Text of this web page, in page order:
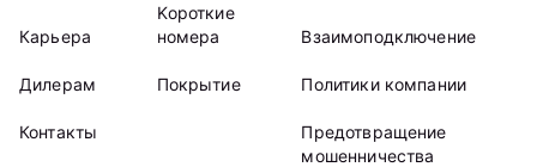
Карьера
Дилерам
Контакты
Kороткие
номера
Покрытие
Взаимоподключение
Политики компании
Предотвращение
мошенничества